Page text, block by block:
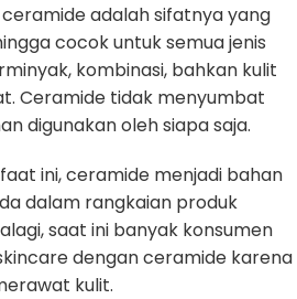
adalah sifatnya yang
cocok untuk semua jenis
kombinasi, bahkan kulit
Ceramide tidak menyumbat
digunakan oleh siapa saja.
ini, ceramide menjadi bahan
dalam rangkaian produk
saat ini banyak konsumen
dengan ceramide karena
kulit.